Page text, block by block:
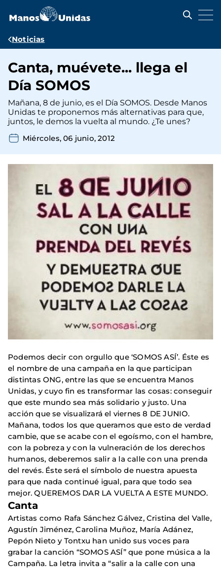
contenido
Ruta
navegación
Noticias
Canta, muévete... llega el
Día SOMOS
Mañana, 8 de junio, es el Día SOMOS. Desde Manos
Unidas te proponemos más alternativas para que,
juntos, le demos la vuelta al mundo. ¿Te unes?
Miércoles, 06 junio, 2012
Podemos decir con orgullo que ‘SOMOS ASÍ’. Éste es
el nombre de una campaña en la que participan
distintas ONG, entre las que se encuentra Manos
Unidas, y cuyo fin es transformar las cosas: conseguir
que este mundo sea más solidario y justo. Una
acción que se visualizará el viernes 8 DE JUNIO.
Mañana, todos los que queramos que esto de verdad
cambie, que se acabe con el egoísmo, con el hambre,
con la pobreza y con la vulneración de los derechos
humanos, deberemos salir a la calle con una prenda
del revés. Éste será el símbolo de nuestra apuesta
para que nada continué igual, para que todo sea
mejor. QUEREMOS DAR LA VUELTA A ESTE MUNDO.
Canta
Artistas como Rafa Sánchez Gálvez, Cristina del Valle,
Agustín Jiménez, Carolina Muñoz, María Adánez,
Pepón Nieto y Tontxu han unido sus voces para
grabar la canción “SOMOS ASÍ” que pone música a la
Campaña. La letra invita a “salir a la calle con una